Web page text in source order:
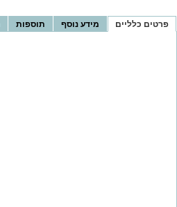
פרטים כלליים מידע נוסף תוספות